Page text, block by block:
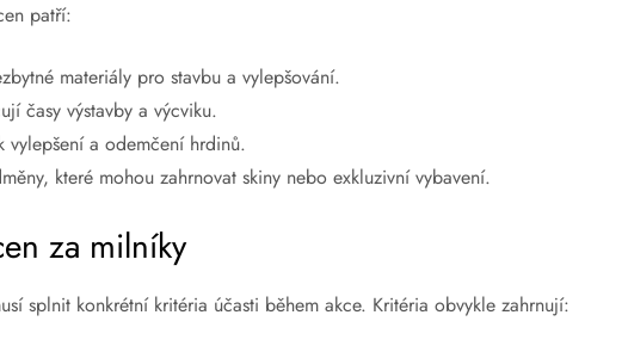
patří:
materiály pro stavbu a vylepšování.
časy výstavby a výcviku.
vylepšení a odemčení hrdinů.
které mohou zahrnovat skiny nebo exkluzivní vybavení.
za milníky
splnit konkrétní kritéria účasti během akce. Kritéria obvykle zahrnují: